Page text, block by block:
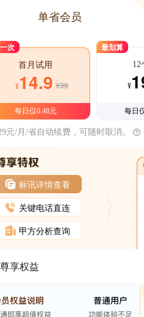
单省会员
次
首月试用
¥14.9 ¥39
每日仅0.48元
最划算
12
¥
每日
元/月/省自动续费，可随时取消。
标讯详情查看
关键电话直连
甲方分析查询
享权益